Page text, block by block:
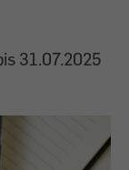
31.07.2025